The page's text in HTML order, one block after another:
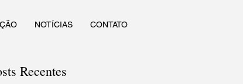
NOTÍCIAS CONTATO
Recentes